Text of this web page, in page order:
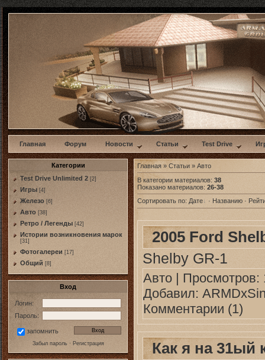
w
Главная Форум Новости Статьи Test Drive
Категории
Test Drive Unlimited 2 [2]
Игры [4]
Железо [6]
Авто [38]
Ретро / Легенды [42]
Истории возникновения марок
[31]
Фотогалереи [17]
Общий [8]
Вход
Логин:
Пароль:
запомнить
Забыл пароль· Регистрация
Главная » Статьи » Авто
В категории материалов: 38
Показано материалов: 26-38
Сортировать по: Дате · Названию ·
2005 Ford
Shelby GR-1
Авто | Просмотров:
Добавил:
Комментарии (1)
Как я на